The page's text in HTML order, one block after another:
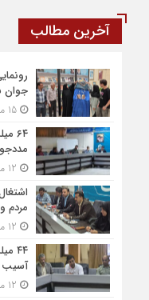
آخرین مطالب
جوان
15 مرداد 1405 - 9:31
۶۴
مردم
۴۴
آسیب